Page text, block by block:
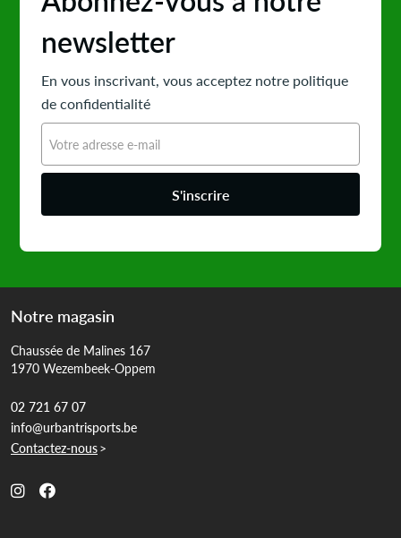
newsletter
En vous inscrivant, vous acceptez notre politique
de confidentialité
S'inscrire
Notre magasin
Chaussée de Malines 167
1970 Wezembeek-Oppem
02 721 67 07
info@urbantrisports.be
Contactez-nous>